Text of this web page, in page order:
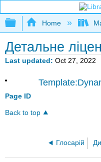
Expand/
Home
Детальне
Last updated Oct 27, 2022
Page ID
Back to top
Глосарій